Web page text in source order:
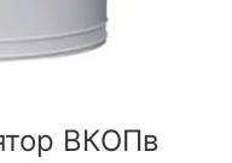
ВКОПв